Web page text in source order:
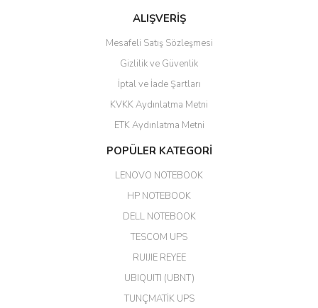
hızlı güvenli bir alışveriş oldu
Yalçın Kaya | 20/06/2026
ahmet yiğit | 29/04/2026
Aldığım ürün kapalı kutu teslim
edildi. Teşekkür ederim.
GÜRKAN KETHÜDAOĞLU |
ALIŞVERİŞ
Mesafeli Satış Sözleşmesi
Gizlilik ve Güvenlik
İptal ve İade Şartları
KVKK Aydınlatma Metni
ETK Aydınlatma Metni
POPÜLER KATEGORİ
LENOVO NOTEBOOK
HP NOTEBOOK
DELL NOTEBOOK
TESCOM UPS
RUIJIE REYEE
UBIQUITI (UBNT)
TUNÇMATİK UPS